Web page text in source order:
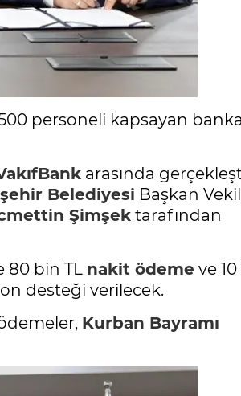
personeli kapsayan banka
arasında
Belediyesi Başkan
Şimşek tarafından
80 bin TL nakit ödeme ve
desteği verilecek.
Kurban Bayramı